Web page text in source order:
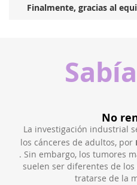
Finalmente, gracias al
No
La investigación industrial
los cánceres de adultos, por
. Sin embargo, los tumores
suelen ser diferentes de
tratarse de la